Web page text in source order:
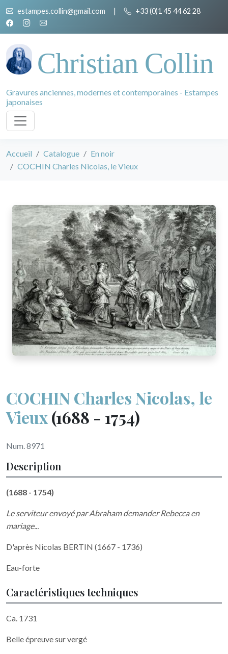
estampes.collin@gmail.com | +33 (0)1 45 44 62 28
Christian Collin
Gravures anciennes, modernes et contemporaines - Estampes
japonaises
Accueil Catalogue
En noir
COCHIN Charles Nicolas, le Vieux
COCHIN Charles Nicolas, le
Vieux(1688 - 1754)
Num. 8971
Description
(1688 - 1754)
Le serviteur envoyé par Abraham demander Rebecca en
mariage...
D'après Nicolas BERTIN (1667 - 1736)
Eau-forte
Caractéristiques techniques
Ca. 1731
Belle épreuve sur vergé